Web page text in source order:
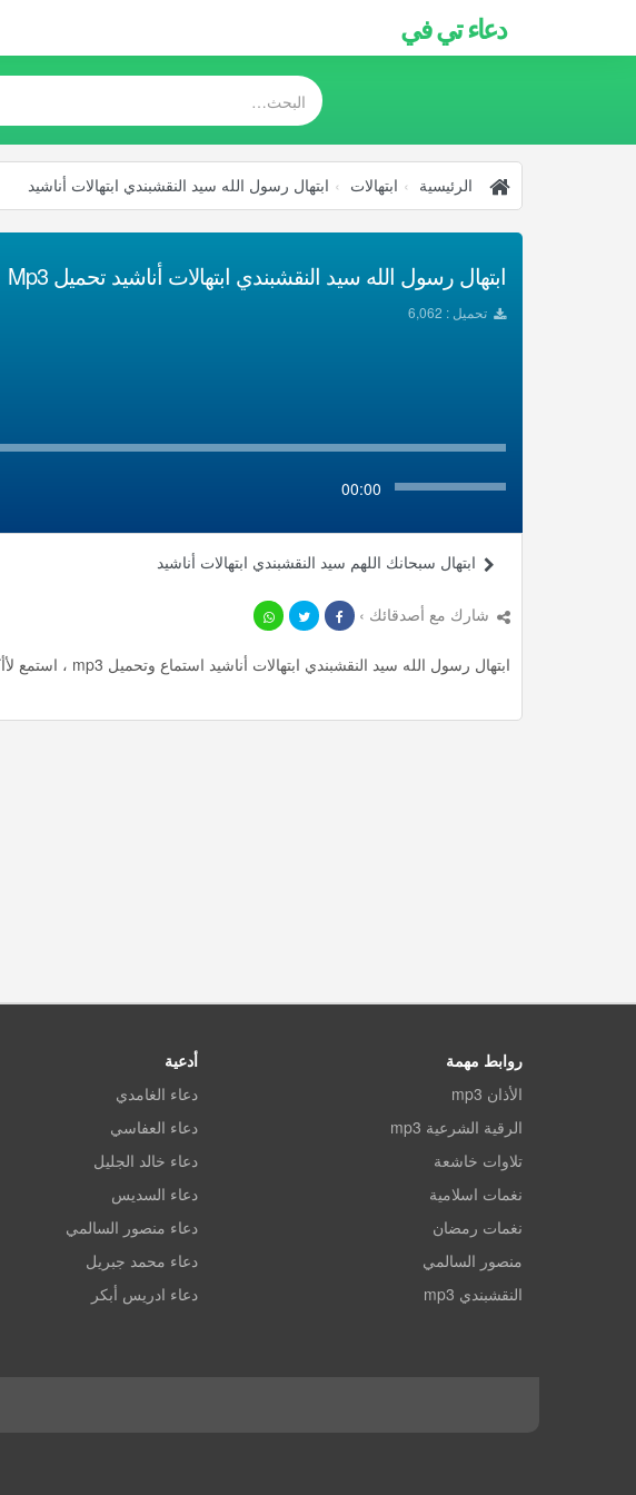
دعاء تي في
الرئيسية ابتهالات ابتهال رسول الله سيد النقشبندي ابتهالات أناشيد
ابتهال رسول الله سيد النقشبندي ابتهالات أناشيد تحميل Mp3
تحميل : 6,062
00:00
ابتهال سبحانك اللهم سيد النقشبندي ابتهالات أناشيد
شارك مع أصدقائك ›
ابتهال رسول الله سيد النقشبندي ابتهالات أناشيد استماع وتحميل mp3 ، استمع لأأكثر من 4.78 دقيقة من ابتهالات المميزة مجانا.
روابط مهمة
الأذان mp3
الرقية الشرعية mp3
تلاوات خاشعة
نغمات اسلامية
نغمات رمضان
منصور السالمي
النقشبندي mp3
أدعية
دعاء الغامدي
دعاء العفاسي
دعاء خالد الجليل
دعاء السديس
دعاء منصور السالمي
دعاء محمد جبريل
دعاء ادريس أبكر